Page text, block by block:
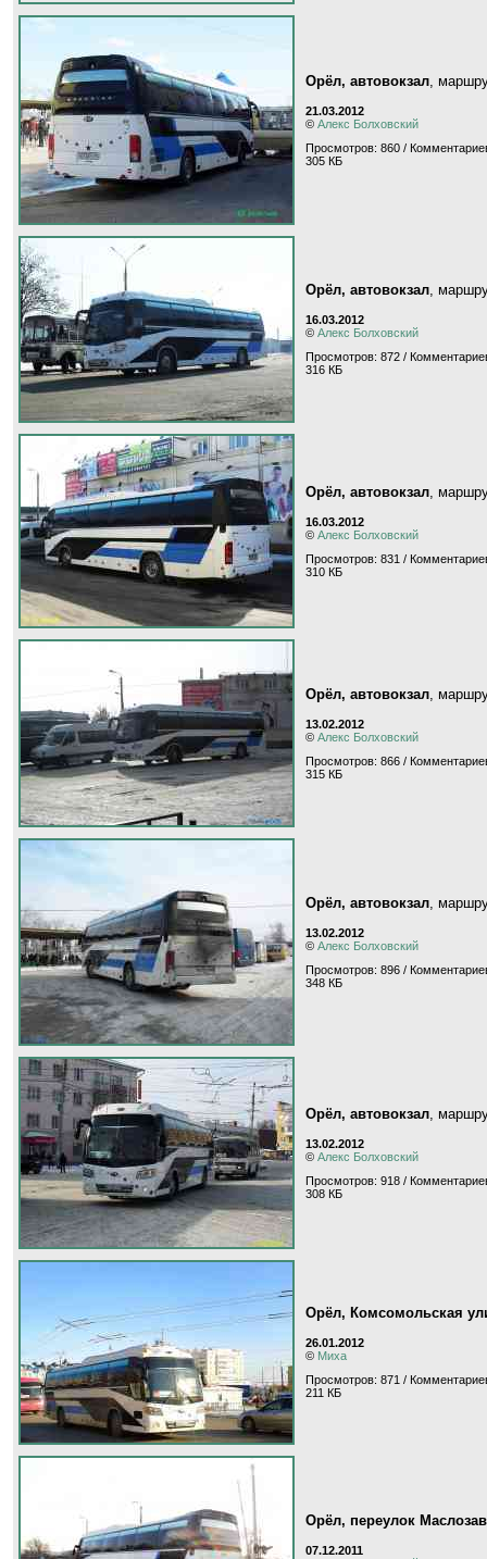
Орёл, автовокзал,
21.03.2012
© Алекс Болховский
Просмотров: 860 /
305 КБ
Орёл, автовокзал,
16.03.2012
© Алекс Болховский
Просмотров: 872 /
316 КБ
Орёл, автовокзал,
16.03.2012
© Алекс Болховский
Просмотров: 831 /
310 КБ
Орёл, автовокзал,
13.02.2012
© Алекс Болховский
Просмотров: 866 /
315 КБ
Орёл, автовокзал,
13.02.2012
© Алекс Болховский
Просмотров: 896 /
348 КБ
Орёл, автовокзал,
13.02.2012
© Алекс Болховский
Просмотров: 918 /
308 КБ
Орёл, Комсомольская
26.01.2012
© Миха
Просмотров: 871 /
211 КБ
Орёл, переулок
07.12.2011